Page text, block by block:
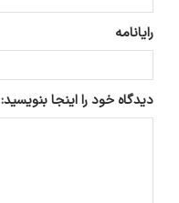
رایانامه
دیدگاه خود را اینجا بنویسید: